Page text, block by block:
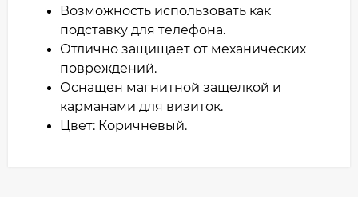
Возможность использовать как
подставку для телефона.
Отлично защищает от механических
повреждений.
Оснащен магнитной защелкой и
карманами для визиток.
Цвет: Коричневый.